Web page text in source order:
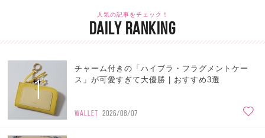
人気の記事をチェック！
DAILY RANKING
1
チャーム付きの「ハイブラ・フラグメントケー
ス」が可愛すぎて大優勝 | おすすめ3選
WALLET 2026/08/07